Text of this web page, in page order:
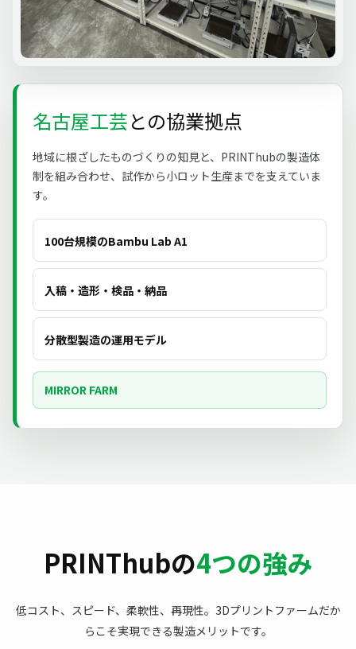
名古屋工芸との協業拠点
地域に根ざしたものづくりの知見と、PRINThubの製造体
制を組み合わせ、試作から小ロット生産までを支えていま
す。
100台規模のBambu Lab A1
入稿・造形・検品・納品
分散型製造の運用モデル
MIRROR FARM
PRINThubの4つの強み
低コスト、スピード、柔軟性、再現性。3Dプリントファームだか
らこそ実現できる製造メリットです。